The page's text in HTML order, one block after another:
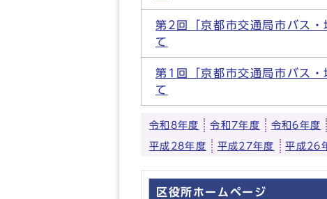
第2回「京都市交通局市バス
て
第1回「京都市交通局市バス
て
令和8年度 令和7年度 令和6年度
平成28年度 平成27年度 平成26
区役所ホームページ